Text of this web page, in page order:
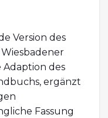
Version des
Adaption des
ergänzt
Fassung